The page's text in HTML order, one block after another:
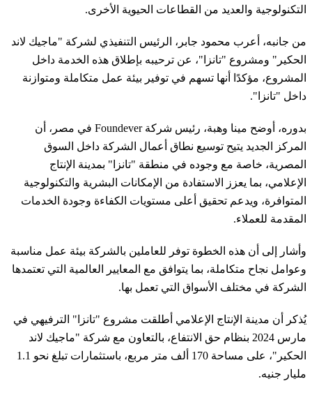
التكنولوجية والعديد من القطاعات الحيوية الأخرى.
من جانبه، أعرب محمود جابر، الرئيس التنفيذي لشركة "ماجيك لاند
الحكير" ومشروع "تانزا"، عن ترحيبه بإطلاق هذه الخدمة داخل
المشروع، مؤكدًا أنها تسهم في توفير بيئة عمل متكاملة ومتوازنة
داخل "تانزا".
بدوره، أوضح مينا وهبة، رئيس شركة Foundever في مصر، أن
المركز الجديد يتيح توسيع نطاق أعمال الشركة داخل السوق
المصرية، خاصة مع وجوده في منطقة "تانزا" بمدينة الإنتاج
الإعلامي، بما يعزز الاستفادة من الإمكانات البشرية والتكنولوجية
المتوافرة، ويدعم تحقيق أعلى مستويات الكفاءة وجودة الخدمات
المقدمة للعملاء.
وأشار إلى أن هذه الخطوة توفر للعاملين بالشركة بيئة عمل مناسبة
وعوامل نجاح متكاملة، بما يتوافق مع المعايير العالمية التي تعتمدها
الشركة في مختلف الأسواق التي تعمل بها.
يُذكر أن مدينة الإنتاج الإعلامي أطلقت مشروع "تانزا" الترفيهي في
مارس 2024 بنظام حق الانتفاع، بالتعاون مع شركة "ماجيك لاند
الحكير"، على مساحة 170 ألف متر مربع، باستثمارات تبلغ نحو 1.1
مليار جنيه.